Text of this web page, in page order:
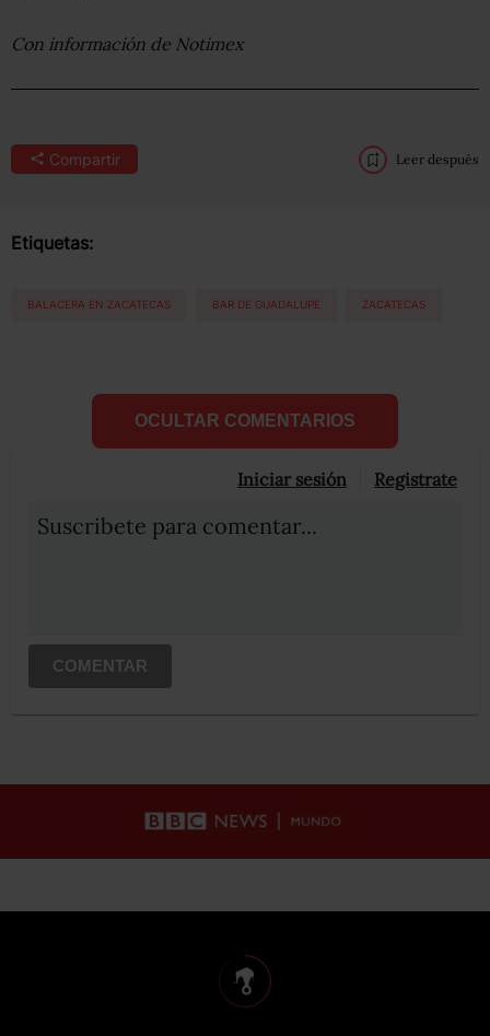
Con información de Notimex
Compartir Leer después
Etiquetas:
BALACERA EN ZACATECAS BAR DE GUADALUPE ZACATECAS
OCULTAR COMENTARIOS
Iniciar sesión Registrate
Suscribete para comentar...
COMENTAR